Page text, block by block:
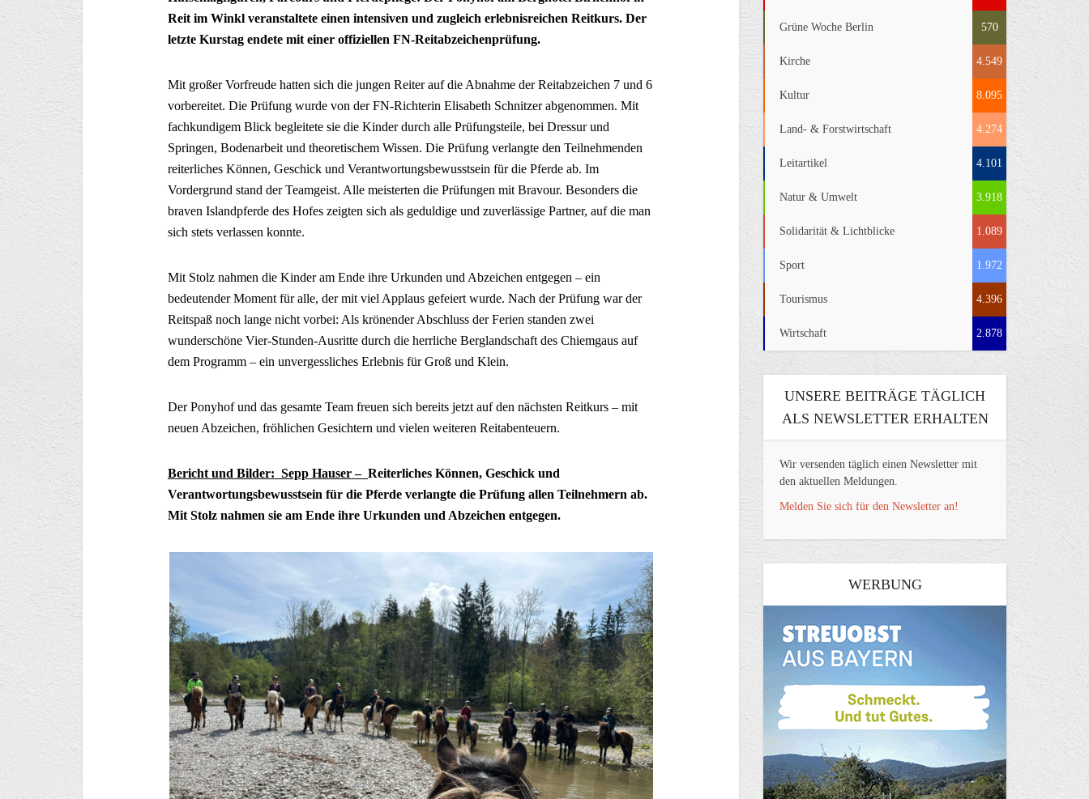
Reit im Winkl veranstaltete einen intensiven und zugleich erlebnisreichen Reitkurs. Der
letzte Kurstag endete mit einer offiziellen FN-Reitabzeichenprüfung.
Mit großer Vorfreude hatten sich die jungen Reiter auf die Abnahme der Reitabzeichen 7 und 6
vorbereitet. Die Prüfung wurde von der FN-Richterin Elisabeth Schnitzer abgenommen. Mit
fachkundigem Blick begleitete sie die Kinder durch alle Prüfungsteile, bei Dressur und
Springen, Bodenarbeit und theoretischem Wissen. Die Prüfung verlangte den Teilnehmenden
reiterliches Können, Geschick und Verantwortungsbewusstsein für die Pferde ab. Im
Vordergrund stand der Teamgeist. Alle meisterten die Prüfungen mit Bravour. Besonders die
braven Islandpferde des Hofes zeigten sich als geduldige und zuverlässige Partner, auf die man
sich stets verlassen konnte.
Mit Stolz nahmen die Kinder am Ende ihre Urkunden und Abzeichen entgegen – ein
bedeutender Moment für alle, der mit viel Applaus gefeiert wurde. Nach der Prüfung war der
Reitspaß noch lange nicht vorbei: Als krönender Abschluss der Ferien standen zwei
wunderschöne Vier-Stunden-Ausritte durch die herrliche Berglandschaft des Chiemgaus auf
dem Programm – ein unvergessliches Erlebnis für Groß und Klein.
Der Ponyhof und das gesamte Team freuen sich bereits jetzt auf den nächsten Reitkurs – mit
neuen Abzeichen, fröhlichen Gesichtern und vielen weiteren Reitabenteuern.
Bericht und Bilder: Sepp Hauser – Reiterliches Können, Geschick und
Verantwortungsbewusstsein für die Pferde verlangte die Prüfung allen Teilnehmern ab.
Mit Stolz nahmen sie am Ende ihre Urkunden und Abzeichen entgegen.
Grüne Woche Berlin 570
Kirche 4.549
Kultur 8.095
Land- & Forstwirtschaft 4.274
Leitartikel 4.101
Natur & Umwelt 3.918
Solidarität & Lichtblicke 1.089
Sport 1.972
Tourismus 4.396
Wirtschaft 2.878
UNSERE BEITRÄGE TÄGLICH
ALS NEWSLETTER ERHALTEN
Wir versenden täglich einen Newsletter mit
den aktuellen Meldungen.
Melden Sie sich für den Newsletter an!
WERBUNG